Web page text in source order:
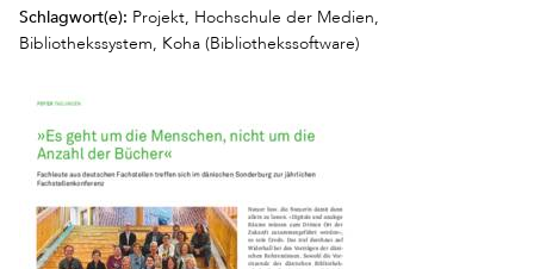
Schlagwort(e): Projekt, Hochschule der Medien,
Bibliothekssystem, Koha (Bibliothekssoftware)